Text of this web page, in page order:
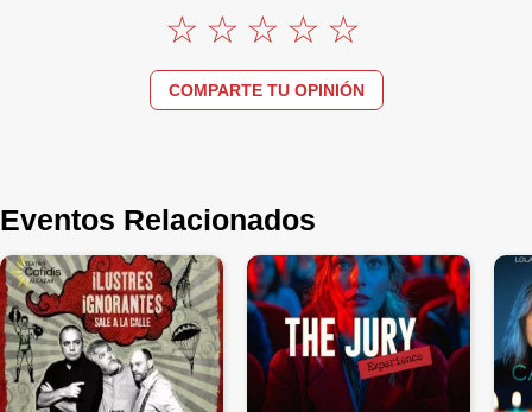
COMPARTE TU OPINIÓN
Eventos Relacionados